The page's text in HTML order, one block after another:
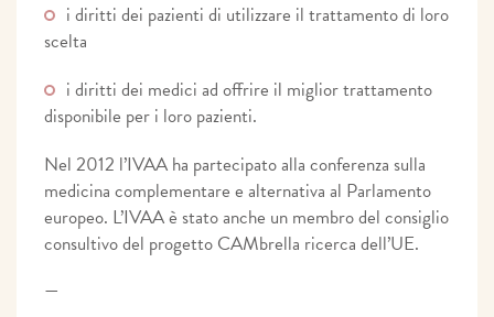
i diritti dei pazienti di utilizzare il trattamento di loro
scelta
i diritti dei medici ad offrire il miglior trattamento
disponibile per i loro pazienti.
Nel 2012 l’IVAA ha partecipato alla conferenza sulla
medicina complementare e alternativa al Parlamento
europeo. L’IVAA è stato anche un membro del consiglio
consultivo del progetto CAMbrella ricerca dell’UE.
—